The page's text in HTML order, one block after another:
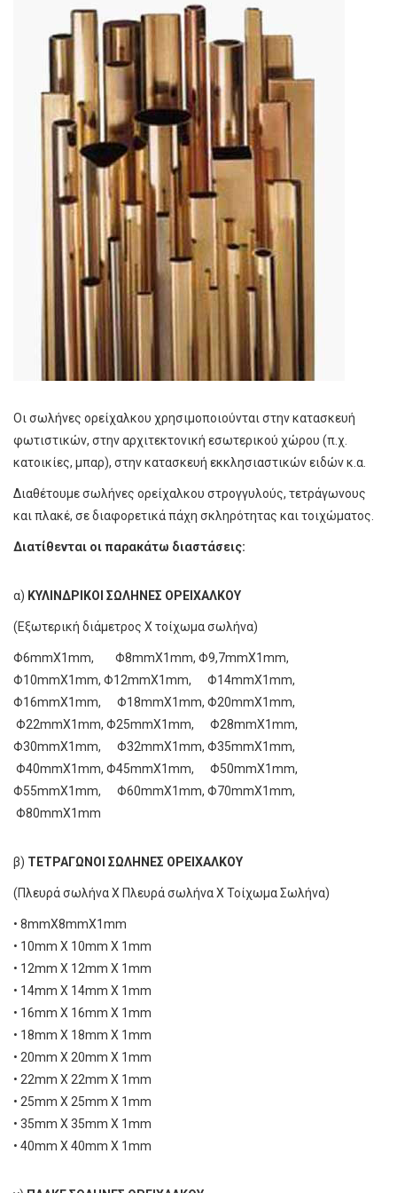
Οι σωλήνες ορείχαλκου χρησιμοποιούνται στην κατασκευή
φωτιστικών, στην αρχιτεκτονική εσωτερικού χώρου (π.χ.
κατοικίες, μπαρ), στην κατασκευή εκκλησιαστικών ειδών κ.α.
Διαθέτουμε σωλήνες ορείχαλκου στρογγυλούς, τετράγωνους
και πλακέ, σε διαφορετικά πάχη σκληρότητας και τοιχώματος.
Διατίθενται οι παρακάτω διαστάσεις:
α) ΚΥΛΙΝΔΡΙΚΟΙ ΣΩΛΗΝΕΣ ΟΡΕΙΧΑΛΚΟΥ
(Εξωτερική διάμετρος Χ τοίχωμα σωλήνα)
Φ6mmΧ1mm, Φ8mmΧ1mm, Φ9,7mmΧ1mm,
Φ10mmΧ1mm, Φ12mmΧ1mm, Φ14mmΧ1mm,
Φ16mmΧ1mm, Φ18mmΧ1mm, Φ20mmΧ1mm,
Φ22mmΧ1mm, Φ25mmΧ1mm, Φ28mmΧ1mm,
Φ30mmΧ1mm, Φ32mmΧ1mm, Φ35mmΧ1mm,
Φ40mmΧ1mm, Φ45mmΧ1mm, Φ50mmΧ1mm,
Φ55mmΧ1mm, Φ60mmΧ1mm, Φ70mmΧ1mm,
Φ80mmΧ1mm
β) ΤΕΤΡΑΓΩΝΟΙ ΣΩΛΗΝΕΣ ΟΡΕΙΧΑΛΚΟΥ
(Πλευρά σωλήνα Χ Πλευρά σωλήνα Χ Τοίχωμα Σωλήνα)
• 8mmΧ8mmΧ1mm
• 10mm Χ 10mm Χ 1mm
• 12mm Χ 12mm Χ 1mm
• 14mm Χ 14mm Χ 1mm
• 16mm Χ 16mm Χ 1mm
• 18mm Χ 18mm Χ 1mm
• 20mm Χ 20mm Χ 1mm
• 22mm Χ 22mm Χ 1mm
• 25mm Χ 25mm Χ 1mm
• 35mm Χ 35mm Χ 1mm
• 40mm Χ 40mm Χ 1mm